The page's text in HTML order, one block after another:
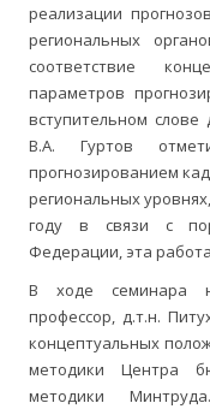
реализации
региональных
соответствие
параметров
вступительном слове
В.А. Гуртов
прогнозированием
региональных
году в связи с
Федерации, эта
В ходе семинара
профессор, д.т.н.
концептуальных
методики Центра
методики